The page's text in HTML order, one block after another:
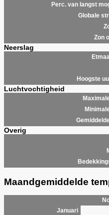
Perc. van langst
Globale
Zon
Neerslag
Hoogste
Luchtvochtigheid
Overig
Maandgemiddelde
Januari